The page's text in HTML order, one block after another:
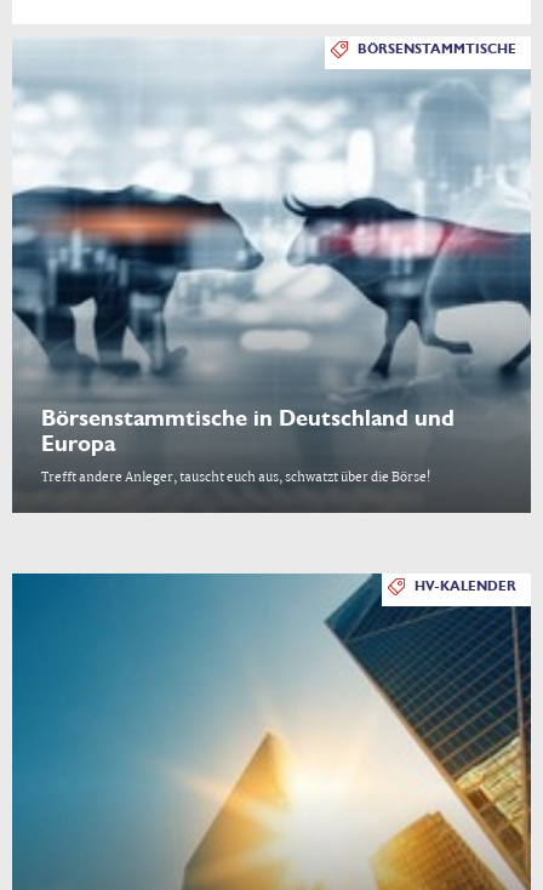
BÖRSENSTAMMTISCHE
Börsenstammtische in Deutschland und
Europa
Trefft andere Anleger, tauscht euch aus, schwatzt über die Börse!
HV-KALENDER